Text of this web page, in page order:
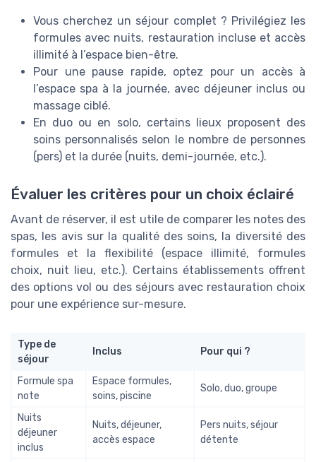
Vous cherchez un séjour complet ? Privilégiez les
formules avec nuits, restauration incluse et accès
illimité à l’espace bien-être.
Pour une pause rapide, optez pour un accès à
l’espace spa à la journée, avec déjeuner inclus ou
massage ciblé.
En duo ou en solo, certains lieux proposent des
soins personnalisés selon le nombre de personnes
(pers) et la durée (nuits, demi-journée, etc.).
Évaluer les critères pour un choix éclairé
Avant de réserver, il est utile de comparer les notes des
spas, les avis sur la qualité des soins, la diversité des
formules et la flexibilité (espace illimité, formules
choix, nuit lieu, etc.). Certains établissements offrent
des options vol ou des séjours avec restauration choix
pour une expérience sur-mesure.
Type de
séjour
Inclus Pour qui ?
Formule spa
note
Espace formules,
soins, piscine
Solo, duo, groupe
Nuits
déjeuner
inclus
Nuits, déjeuner,
accès espace
Pers nuits, séjour
détente